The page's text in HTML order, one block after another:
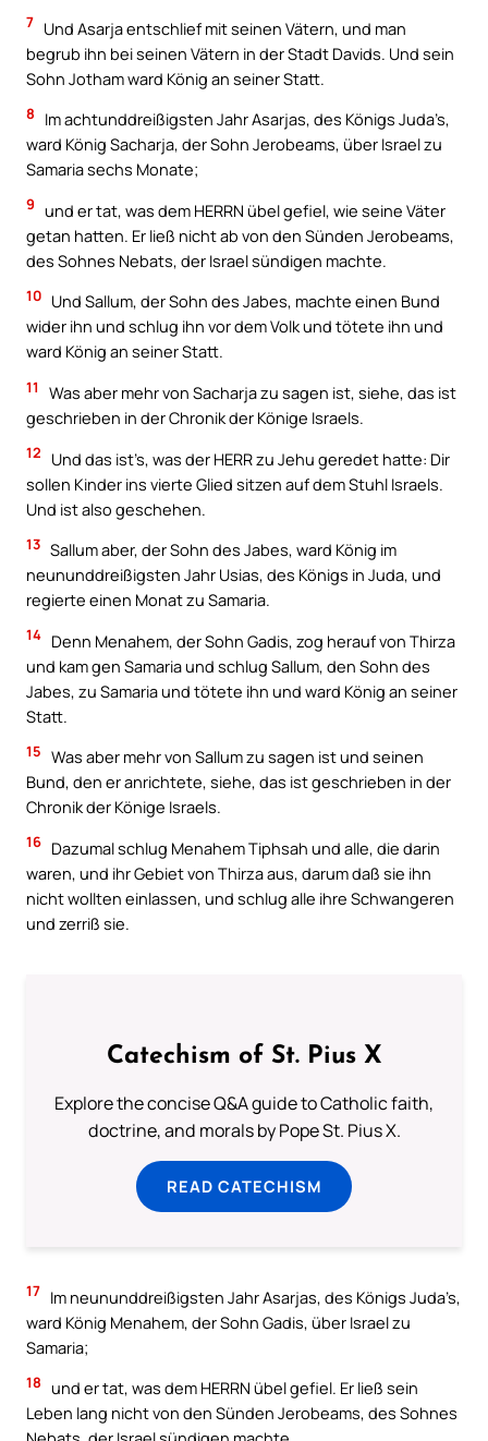
7 Und Asarja entschlief mit seinen Vätern, und man
begrub ihn bei seinen Vätern in der Stadt Davids. Und sein
Sohn Jotham ward König an seiner Statt.
8
Im achtunddreißigsten Jahr Asarjas, des Königs Juda’s,
ward König Sacharja, der Sohn Jerobeams, über Israel zu
Samaria sechs Monate;
9 und er tat, was dem HERRN übel gefiel, wie seine Väter
getan hatten. Er ließ nicht ab von den Sünden Jerobeams,
des Sohnes Nebats, der Israel sündigen machte.
10 Und Sallum, der Sohn des Jabes, machte einen Bund
wider ihn und schlug ihn vor dem Volk und tötete ihn und
ward König an seiner Statt.
11
Was aber mehr von Sacharja zu sagen ist, siehe, das ist
geschrieben in der Chronik der Könige Israels.
12
Und das ist’s, was der HERR zu Jehu geredet hatte: Dir
sollen Kinder ins vierte Glied sitzen auf dem Stuhl Israels.
Und ist also geschehen.
13 Sallum aber, der Sohn des Jabes, ward König im
neununddreißigsten Jahr Usias, des Königs in Juda, und
regierte einen Monat zu Samaria.
14 Denn Menahem, der Sohn Gadis, zog herauf von Thirza
und kam gen Samaria und schlug Sallum, den Sohn des
Jabes, zu Samaria und tötete ihn und ward König an seiner
Statt.
15 Was aber mehr von Sallum zu sagen ist und seinen
Bund, den er anrichtete, siehe, das ist geschrieben in der
Chronik der Könige Israels.
16 Dazumal schlug Menahem Tiphsah und alle, die darin
waren, und ihr Gebiet von Thirza aus, darum daß sie ihn
nicht wollten einlassen, und schlug alle ihre Schwangeren
und zerriß sie.
Catechism of St. Pius X
Explore the concise Q&A guide to Catholic faith,
doctrine, and morals by Pope St. Pius X.
READ CATECHISM
17 Im neununddreißigsten Jahr Asarjas, des Königs Juda’s,
ward König Menahem, der Sohn Gadis, über Israel zu
Samaria;
18 und er tat, was dem HERRN übel gefiel. Er ließ sein
Leben lang nicht von den Sünden Jerobeams, des Sohnes